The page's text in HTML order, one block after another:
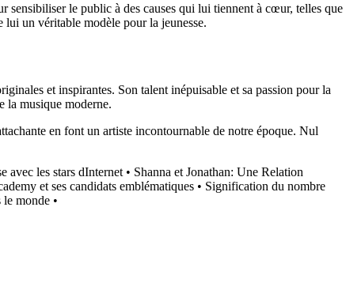
sensibiliser le public à des causes qui lui tiennent à cœur, telles que
lui un véritable modèle pour la jeunesse.
et inspirantes. Son talent inépuisable et sa passion pour la
la musique moderne.
en font un artiste incontournable de notre époque. Nul
avec les stars dInternet • Shanna et Jonathan: Une Relation
et ses candidats emblématiques • Signification du nombre
le monde •